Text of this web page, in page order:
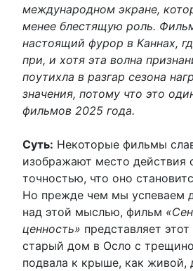
международном экране,
менее блестящую роль.
настоящий фурор в Каннах,
при, и хотя эта волна
поутихла в разгар сезона
значения, потому что это
фильмов 2025 года.
Суть: Некоторые фильмы
изображают место действия
точностью, что оно
Но прежде чем мы успеваем
над этой мыслью, фильм
ценность» представляет
старый дом в Осло с
подвала к крыше, как